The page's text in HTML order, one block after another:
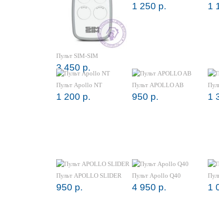
Пульт SIM-SIM
3 450 р.
1 250 р. 1
Пульт Apollo NT
1 200 р.
Пульт APOLLO AB
950 р. 1
Пульт APOLLO SLIDER
950 р.
Пульт Apollo Q40
4 950 р. 1